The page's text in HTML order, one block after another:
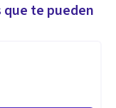
te pueden